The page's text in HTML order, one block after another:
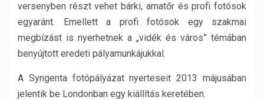
versenyben részt vehet bárki, amatőr és profi fotósok
egyaránt. Emellett a profi fotósok egy szakmai
megbízást is nyerhetnek a „vidék és város” témában
benyújtott eredeti pályamunkájukkal.
A Syngenta fotópályázat nyerteseit 2013 májusában
jelentik be Londonban egy kiállítás keretében.